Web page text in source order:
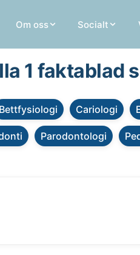
Om oss Socialt
1 faktablad
Bettfysiologi Cariologi
Parodontologi